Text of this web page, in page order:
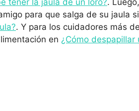
para que salga de su jaula
. Y para los cuidadores más
en ¿Cómo despapillar